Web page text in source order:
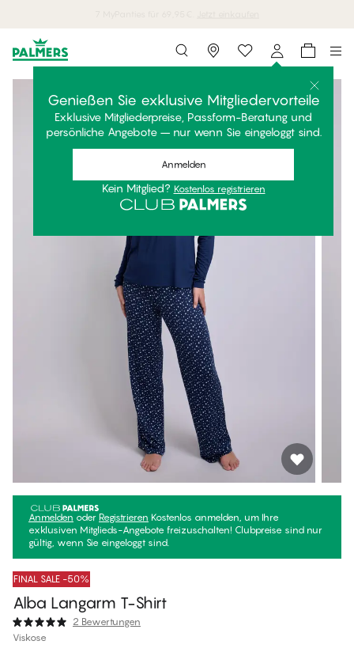
Storefinder
Genießen Sie exklusive Mitgliedervorteile
Exklusive Mitgliederpreise, Passform-Beratung und
persönliche Angebote – nur wenn Sie eingeloggt sind.
Anmelden
Kein Mitglied? Kostenlos registrieren
Anmelden oder Registrieren Kostenlos anmelden, um Ihre
exklusiven Mitglieds-Angebote freizuschalten! Clubpreise sind nur
gültig, wenn Sie eingeloggt sind.
FINAL SALE -50%
Alba Langarm T-Shirt
2 Bewertungen
Viskose